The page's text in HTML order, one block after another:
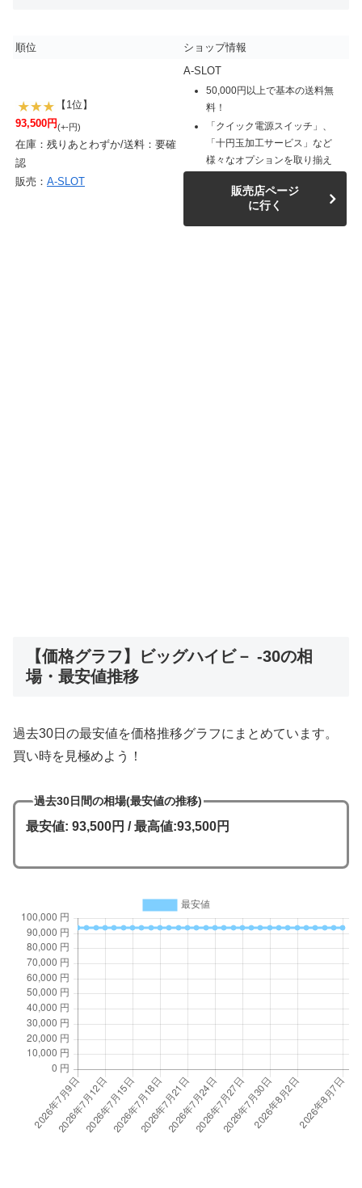
順位 ショップ情報
【1位】
93,500円(+-円)
在庫：残りあとわずか/送料：要確
認
販売： A-SLOT
A-SLOT
50,000円以上で基本の送料無
料！
「クイック電源スイッチ」、
「十円玉加工サービス」など
様々なオプションを取り揃え
販売店ページ
に行く
【価格グラフ】ビッグハイビ－ -30の相
場・最安値推移
過去30日の最安値を価格推移グラフにまとめています。
買い時を見極めよう！
過去30日間の相場(最安値の推移)
最安値: 93,500円 / 最高値:93,500円